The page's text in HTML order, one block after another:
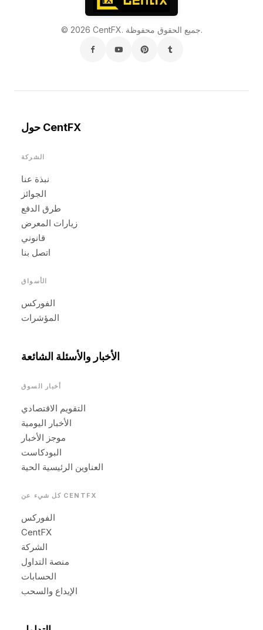
© 2026 CentFX. جميع الحقوق محفوظة.
حول CentFX
الشركة
نبذة عنا
الجوائز
طرق الدفع
زيارات المعرض
قانوني
اتصل بنا
الأسواق
الفوركس
المؤشرات
الأخبار والأسئلة الشائعة
أخبار السوق
التقويم الاقتصادي
الأخبار اليومية
موجز الأخبار
البودكاست
العناوين الرئيسية الحية
كل شيء عن CENTFX
الفوركس
CentFX
الشركة
منصة التداول
الحسابات
الإيداع والسحب